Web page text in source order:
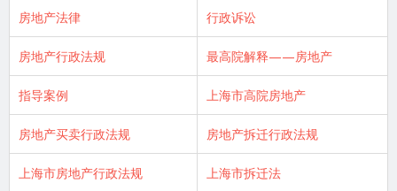
房地产法律 行政诉讼
房地产行政法规 最高院解释——房地产
指导案例 上海市高院房地产
房地产买卖行政法规 房地产拆迁行政法规
上海市房地产行政法规 上海市拆迁法